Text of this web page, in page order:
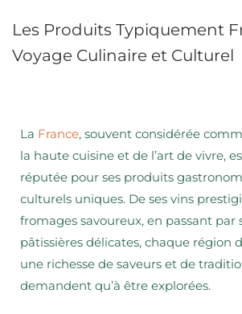
Les Produits Typiquement
Voyage Culinaire et Culturel
La France, souvent considérée
la haute cuisine et de l’art de vivre,
réputée pour ses produits
culturels uniques. De ses vins
fromages savoureux, en passant par
pâtissières délicates, chaque région
une richesse de saveurs et de
demandent qu’à être explorées.